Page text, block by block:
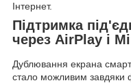
Інтернет.
Підтримка
через AirPlay і
Дублювання екрана
стало можливим завдяки